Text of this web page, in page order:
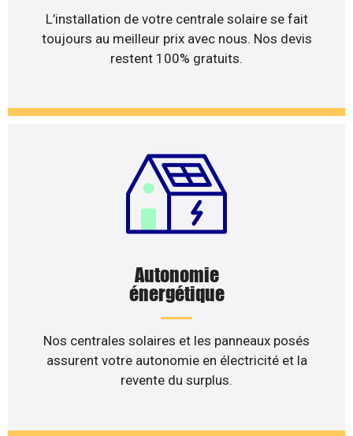
L’installation de votre centrale solaire se fait
toujours au meilleur prix avec nous. Nos devis
restent 100% gratuits.
Autonomie
énergétique
Nos centrales solaires et les panneaux posés
assurent votre autonomie en électricité et la
revente du surplus.